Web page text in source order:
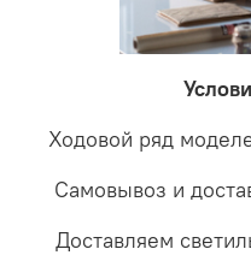
светильники на
проверки будет
LED светильники не
забудете что такое
Ходовой ряд
Самовывоз и
Доставляем